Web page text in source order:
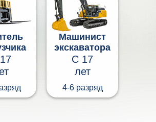
Машинист
экскаватора
С 17
лет
4-6 разряд